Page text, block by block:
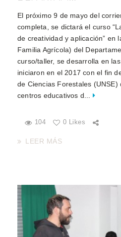
El próximo 9 de mayo del
completa, se dictará el curso
de creatividad y aplicación” en
Familia Agrícola) del
curso/taller, se desarrolla en
iniciaron en el 2017 con el fin
de Ciencias Forestales (UNSE)
centros educativos d...
104 0 Likes
LEER MÁS